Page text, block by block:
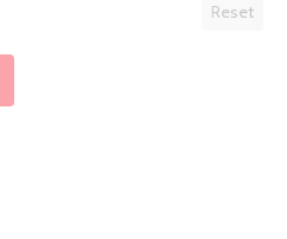
Reset